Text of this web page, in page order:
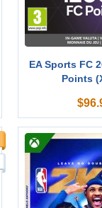
EA Sports FC
Points
$